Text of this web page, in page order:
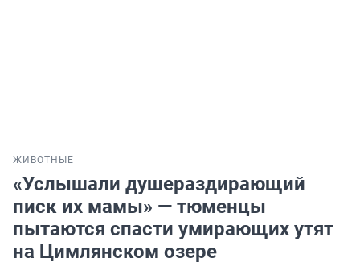
ЖИВОТНЫЕ
«Услышали душераздирающий
писк их мамы» — тюменцы
пытаются спасти умирающих утят
на Цимлянском озере